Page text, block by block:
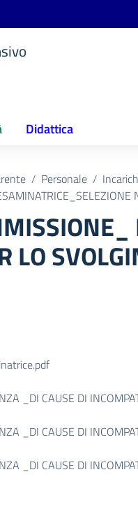
Didattica
Personale
LO
_DI CAUSE DI
_DI CAUSE DI
_DI CAUSE DI